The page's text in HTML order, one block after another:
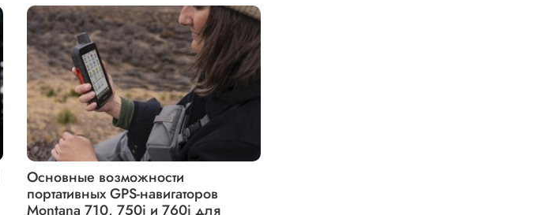
Основные возможности
портативных GPS-навигаторов
Montana 710, 750i и 760i для